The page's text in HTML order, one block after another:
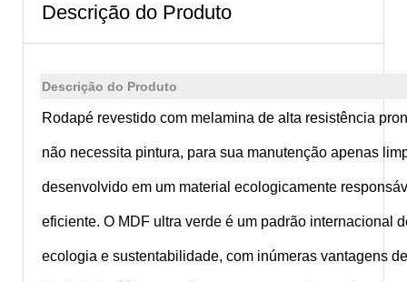
Descrição do Produto
Descrição do Produto
Rodapé revestido com melamina de alta resistência
não necessita pintura, para sua manutenção apenas
desenvolvido em um material ecologicamente
eficiente. O MDF ultra verde é um padrão internacional
ecologia e sustentabilidade, com inúmeras vantagens